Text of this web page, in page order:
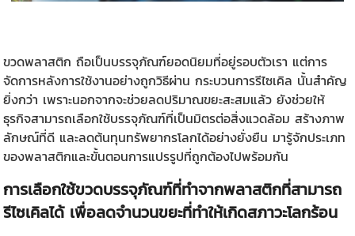
ขวดพลาสติก ถือเป็นบรรจุภัณฑ์ยอดนิยมที่อยู่รอบตัวเรา แต่การ
จัดการหลังการใช้งานอย่างถูกวิธีผ่าน กระบวนการรีไซเคิล นั้นสำคัญ
ยิ่งกว่า เพราะนอกจากจะช่วยลดปริมาณขยะสะสมแล้ว ยังช่วยให้
ธุรกิจสามารถเลือกใช้บรรจุภัณฑ์ที่เป็นมิตรต่อสิ่งแวดล้อม สร้างภาพ
ลักษณ์ที่ดี และลดต้นทุนทรัพยากรโลกได้อย่างยั่งยืน มารู้จักประเภท
ของพลาสติกและขั้นตอนการแปรรูปที่ถูกต้องไปพร้อมกัน
การเลือกใช้ขวดบรรจุภัณฑ์ที่ทำจากพลาสติกที่สามารถ
รีไซเคิลได้ เพื่อลดจำนวนขยะที่ทำให้เกิดสภาวะโลกร้อน